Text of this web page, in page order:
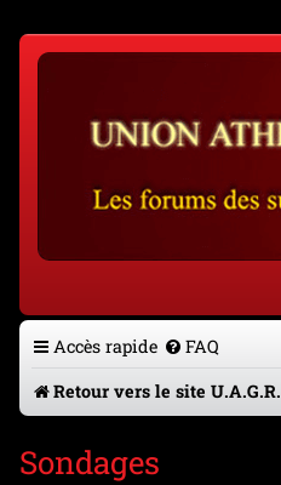
Accès rapide FAQ
Retour vers le site U.A.G.R.
Sondages